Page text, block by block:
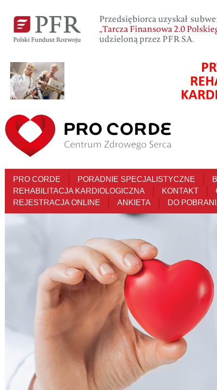
PRO CORDE PORADNIE SPECJALISTYCZNE
REHABILITACJA KARDIOLOGICZNA
KONTAKT
REJESTRACJA ONLINE
ANKIETA DO